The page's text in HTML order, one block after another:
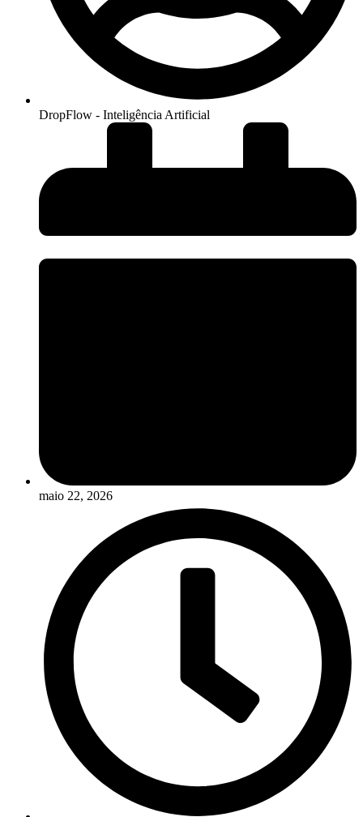
DropFlow - Inteligência Artificial
maio 22, 2026